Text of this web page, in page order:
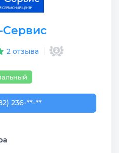
Сервис
2 отзыва
236-83-43
236-**-**